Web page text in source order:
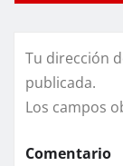
Tu dirección
publicada.
Los campos
Comentario